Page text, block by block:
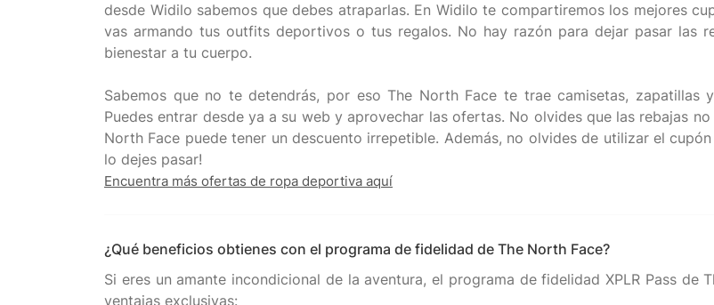
desde Widilo sabemos que debes atraparlas. En Widilo te compartiremos los mejores
vas armando tus outfits deportivos o tus regalos. No hay razón para dejar pasar las
bienestar a tu cuerpo.
Sabemos que no te detendrás, por eso The North Face te trae camisetas, zapatillas
Puedes entrar desde ya a su web y aprovechar las ofertas. No olvides que las rebajas
North Face puede tener un descuento irrepetible. Además, no olvides de utilizar el
Encuentra más ofertas de ropa deportiva aquí
¿Qué beneficios obtienes con el programa de fidelidad de The North Face?
Si eres un amante incondicional de la aventura, el programa de fidelidad XPLR Pass
ventajas exclusivas: